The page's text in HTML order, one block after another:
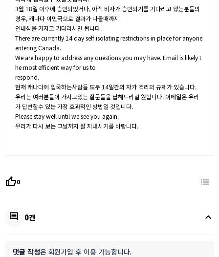
3월 18일 이후에 승인되었거나, 아직 비자가 승인되기를 기다리고 있는분들의
경우, 캐나다 이민국으로 결과가 나올때까지
인내심을 가지고 기다리시면 됩니다.
There are currently 14 day self isolating restrictions in place for anyone
entering Canada.
We are happy to address any questions you may have. Email is likely t
he most efficient way for us to
respond.
현재 캐나다에 입국하는사람들 모두 14일간의 자가 격리의 규제가 있습니다.
우리는 여러분들이 가지고있는 질문들을 답해드리길 원합니다. 이메일은 우리
가 답변할수 있는 가장 효과적인 방법일 것입니다.
Please stay well until we see you again.
우리가 다시 보는 그날까지 잘 지내시기를 바랍니다.
thumb_up0
comment 0건 keyboard_arrow_up
댓글 작성은 회원가입 후 이용 가능합니다.